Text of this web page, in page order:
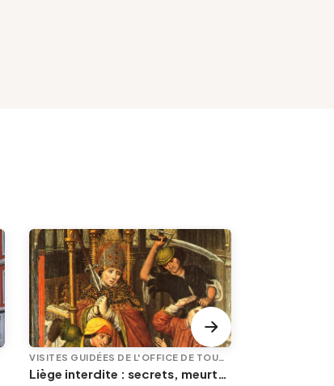
VISITES GUIDÉES DE L'OFFICE DE TOURISME
Liège interdite : secrets, meurtres et mystères